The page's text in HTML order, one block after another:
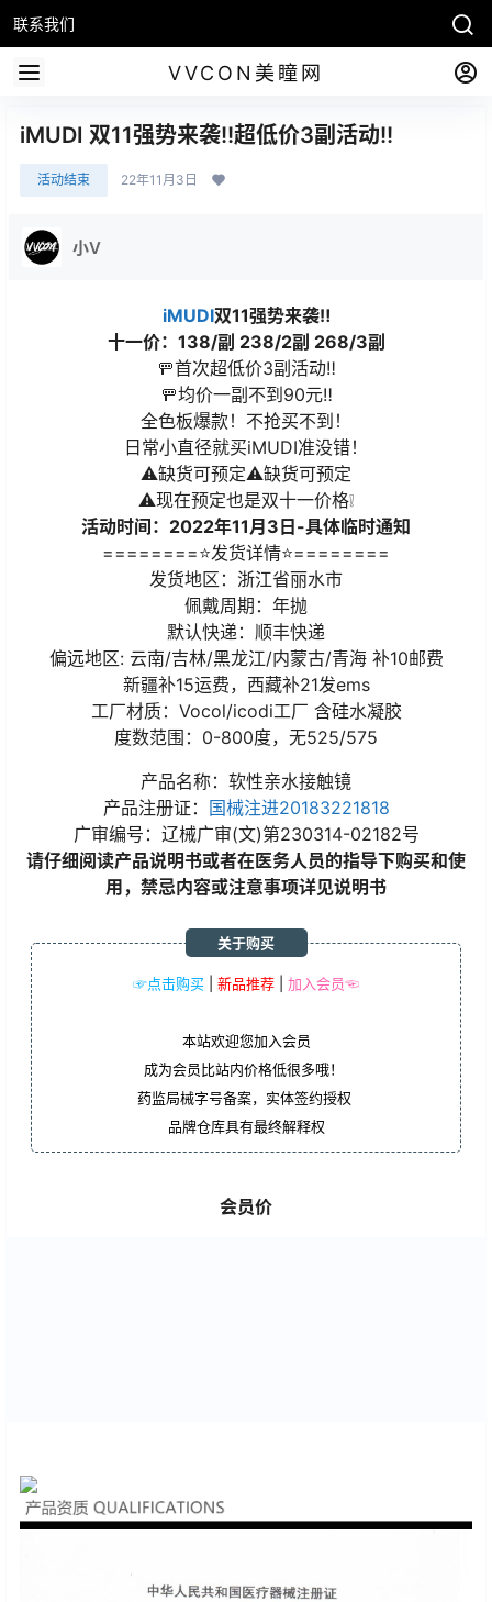
联系我们
VVCON美瞳网
iMUDI 双11强势来袭!!超低价3副活动!!
活动结束 22年11月3日
小V
iMUDI双11强势来袭‼️
十一价：138/副 238/2副 268/3副
🚥首次超低价3副活动‼️
🚥均价一副不到90元‼️
全色板爆款！不抢买不到！
日常小直径就买iMUDI准没错！
⚠️缺货可预定⚠️缺货可预定
⚠️现在预定也是双十一价格❕
活动时间：2022年11月3日-具体临时通知
========⭐发货详情⭐========
发货地区：浙江省丽水市
佩戴周期：年抛
默认快递：顺丰快递
偏远地区: 云南/吉林/黑龙江/内蒙古/青海 补10邮费
新疆补15运费，西藏补21发ems
工厂材质：Vocol/icodi工厂 含硅水凝胶
度数范围：0-800度，无525/575
产品名称：软性亲水接触镜
产品注册证：
国械注进20183221818
广审编号：辽械广审(文)第230314-02182号
请仔细阅读产品说明书或者在医务人员的指导下购买和使
用，禁忌内容或注意事项详见说明书
☞点击购买 新品推荐 加入会员☜
关于购买
本站欢迎您加入会员
成为会员比站内价格低很多哦！
药监局械字号备案，实体签约授权
品牌仓库具有最终解释权
会员价